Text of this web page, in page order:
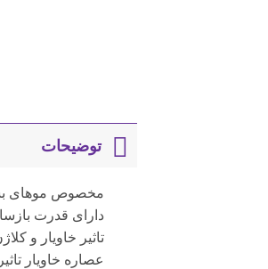
توضیحات
مخصوص موهای
دارای قدرت
تاثیر خاویار و
عصاره خاویار